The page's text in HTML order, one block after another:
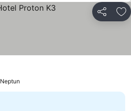
Distribuiți
Neptun